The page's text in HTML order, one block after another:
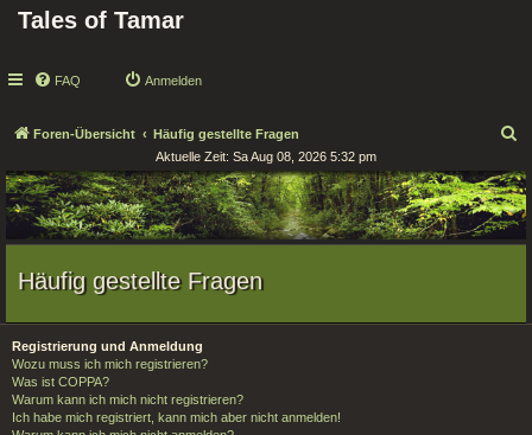
Tales of Tamar
FAQ Anmelden
Foren-Übersicht Häufig gestellte Fragen
c
h
e
Aktuelle Zeit: Sa Aug 08, 2026 5:32 pm
Häufig gestellte Fragen
Registrierung und Anmeldung
Wozu muss ich mich registrieren?
Was ist COPPA?
Warum kann ich mich nicht registrieren?
Ich habe mich registriert, kann mich aber nicht anmelden!